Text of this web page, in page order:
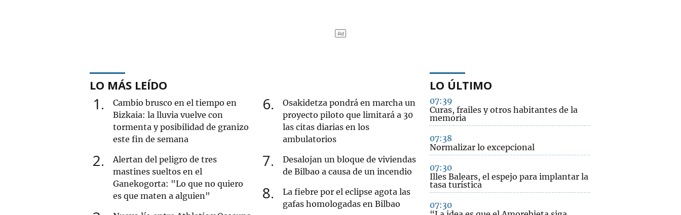
LO MÁS LEÍDO
1
Cambio brusco en el tiempo en
Bizkaia: la lluvia vuelve con
tormenta y posibilidad de granizo
este fin de semana
2
Alertan del peligro de tres
mastines sueltos en el
Ganekogorta: "Lo que no quiero
es que maten a alguien"
6
Osakidetza pondrá en marcha un
proyecto piloto que limitará a 30
las citas diarias en los
ambulatorios
7
Desalojan un bloque de viviendas
de Bilbao a causa de un incendio
8
La fiebre por el eclipse agota las
gafas homologadas en Bilbao
LO ÚLTIMO
07:39
Curas, frailes y otros habitantes de la
memoria
07:38
Normalizar lo excepcional
07:30
Illes Balears, el espejo para implantar la
tasa turística
07:30